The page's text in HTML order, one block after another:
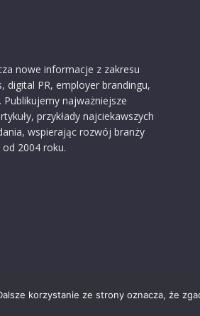
nowe informacje z zakresu
digital PR, employer brandingu,
Publikujemy najważniejsze
przykłady najciekawszych
wspierając rozwój branży
2004 roku.
O nas Reklama
korzystanie ze strony oznacza, że